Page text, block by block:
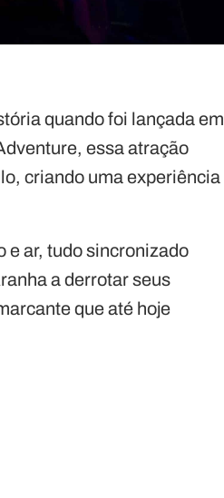
quando foi lançada em
essa atração
criando uma experiência
e ar, tudo sincronizado
a derrotar seus
que até hoje